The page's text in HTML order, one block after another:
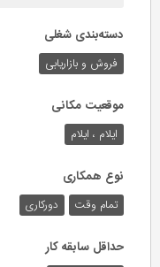
دسته‌بندی شغلی
فروش و بازاریابی
موقعیت مکانی
ایلام ، ایلام
نوع همکاری
تمام وقت دورکاری
حداقل سابقه کار